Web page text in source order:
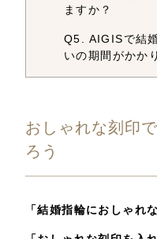
ますか？
Q5. AIGISで結
いの期間がかか
おしゃれな刻印
ろう
「結婚指輪におしゃれ